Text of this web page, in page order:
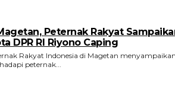
Peternak Rakyat
DPR RI Riyono Caping
Rakyat Indonesia di Magetan
peternak...